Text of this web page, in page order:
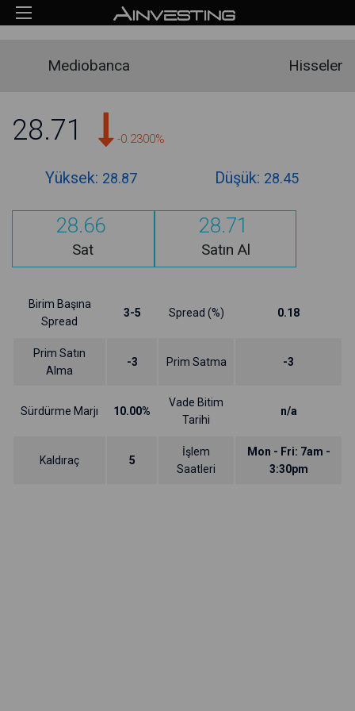
Mediobanca Hisseler
28.71 -0.2300%
Yüksek: 28.87 Düşük: 28.45
28.66
Sat
28.71
Satın Al
Birim Başına
Spread
3-5 Spread (%) 0.18
Prim Satın
Alma
-3 Prim Satma -3
Sürdürme Marjı 10.00%
Vade Bitim
Tarihi
n/a
Kaldıraç 5
İşlem
Saatleri
Mon - Fri: 7am -
3:30pm